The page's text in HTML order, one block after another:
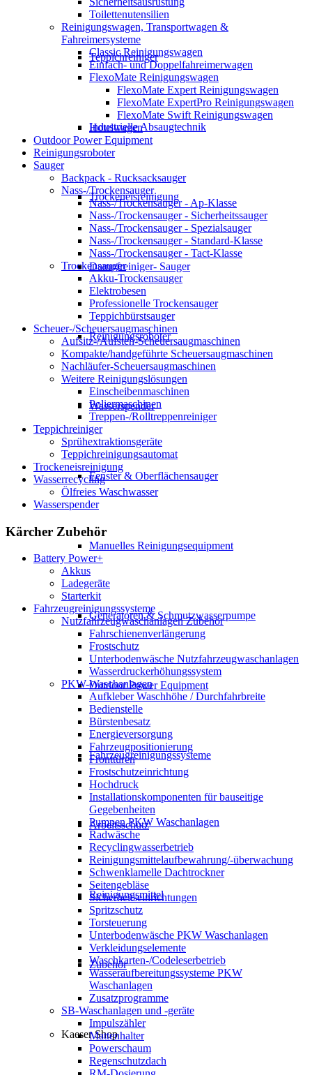
Teppichreiniger
Industrielle Absaugtechnik
Trockeneisreinigung
Dampfreiniger- Sauger
Reinigungsroboter
Wasserspender
Fenster & Oberflächensauger
Manuelles Reinigungsequipment
Generatoren & Schmutzwasserpumpe
Outdoor Power Equipment
Fahrzeugreinigungssysteme
Arbeitsschutz
Reinigungsmittel
Zubehör
Kaeser Shop
Toilettenutensilien
Reinigungswagen, Transportwagen &
Fahreimersysteme
Classic Reinigungswagen
Einfach- und Doppelfahreimerwagen
FlexoMate Reinigungswagen
FlexoMate Expert Reinigungswagen
FlexoMate ExpertPro Reinigungswagen
FlexoMate Swift Reinigungswagen
Hotelwagen
Outdoor Power Equipment
Reinigungsroboter
Sauger
Backpack - Rucksacksauger
Nass-/Trockensauger
Nass-/Trockensauger - Ap-Klasse
Nass-/Trockensauger - Sicherheitssauger
Nass-/Trockensauger - Spezialsauger
Nass-/Trockensauger - Standard-Klasse
Nass-/Trockensauger - Tact-Klasse
Trockensauger
Akku-Trockensauger
Elektrobesen
Professionelle Trockensauger
Teppichbürstsauger
Scheuer-/Scheuersaugmaschinen
Aufsitz-/Aufsteh-Scheuersaugmaschinen
Kompakte/handgeführte Scheuersaugmaschinen
Nachläufer-Scheuersaugmaschinen
Weitere Reinigungslösungen
Einscheibenmaschinen
Poliermaschinen
Treppen-/Rolltreppenreiniger
Teppichreiniger
Sprühextraktionsgeräte
Teppichreinigungsautomat
Trockeneisreinigung
Wasserrecycling
Ölfreies Waschwasser
Wasserspender
Kärcher Zubehör
Battery Power+
Akkus
Ladegeräte
Starterkit
Fahrzeugreinigungssysteme
Nutzfahrzeugwaschanlagen Zubehör
Fahrschienenverlängerung
Frostschutz
Unterbodenwäsche Nutzfahrzeugwaschanlagen
Wasserdruckerhöhungssystem
PKW-Waschanlagen
Aufkleber Waschhöhe / Durchfahrbreite
Bedienstelle
Bürstenbesatz
Energieversorgung
Fahrzeugpositionierung
Fronttüren
Frostschutzeinrichtung
Hochdruck
Installationskomponenten für bauseitige
Gegebenheiten
Pumpen PKW Waschanlagen
Radwäsche
Recyclingwasserbetrieb
Reinigungsmittelaufbewahrung/-überwachung
Schwenklamelle Dachtrockner
Seitengebläse
Sicherheitseinrichtungen
Spritzschutz
Torsteuerung
Unterbodenwäsche PKW Waschanlagen
Verkleidungselemente
Waschkarten-/Codeleserbetrieb
Wasseraufbereitungssysteme PKW
Waschanlagen
Zusatzprogramme
SB-Waschanlagen und -geräte
Impulszähler
Mattenhalter
Powerschaum
Regenschutzdach